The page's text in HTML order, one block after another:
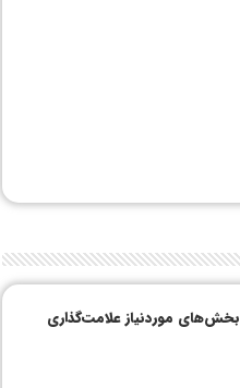
بخش‌های موردنیاز علامت‌گذاری